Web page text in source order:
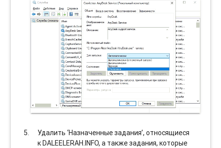
Удалить ‘Назначенные задания’, относящиеся
к DALEELERAH.INFO, а также задания, которые